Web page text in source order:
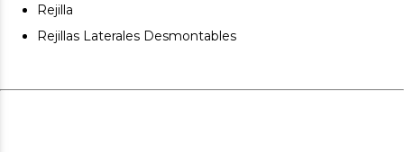
Rejilla
Rejillas Laterales Desmontables